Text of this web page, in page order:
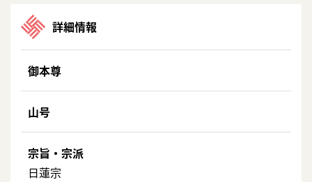
詳細情報
御本尊
山号
宗旨・宗派
日蓮宗